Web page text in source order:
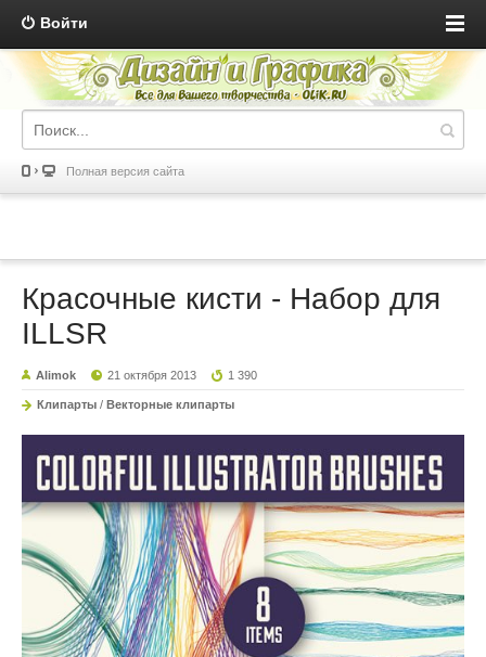
Войти
Полная версия сайта
Красочные кисти - Набор для
ILLSR
Alimok 21 октября 2013 1 390
Клипарты / Векторные клипарты